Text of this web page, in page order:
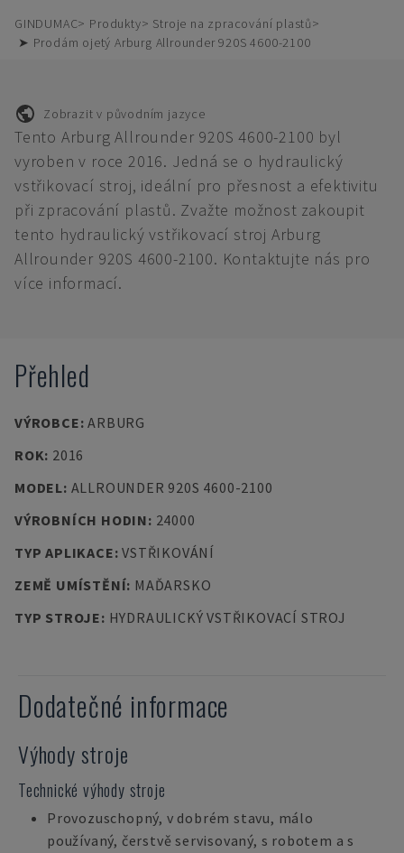
GINDUMAC Produkty
Stroje na zpracování plastů
➤ Prodám ojetý Arburg Allrounder 920S 4600-2100
Zobrazit v původním jazyce
Tento Arburg Allrounder 920S 4600-2100 byl
vyroben v roce 2016. Jedná se o hydraulický
vstřikovací stroj, ideální pro přesnost a efektivitu
při zpracování plastů. Zvažte možnost zakoupit
tento hydraulický vstřikovací stroj Arburg
Allrounder 920S 4600-2100. Kontaktujte nás pro
více informací.
Přehled
VÝROBCE:ARBURG
ROK: 2016
MODEL: ALLROUNDER 920S 4600-2100
VÝROBNÍCH HODIN: 24000
TYP APLIKACE:VSTŘIKOVÁNÍ
ZEMĚ UMÍSTĚNÍ: MAĎARSKO
TYP STROJE: HYDRAULICKÝ VSTŘIKOVACÍ STROJ
Dodatečné informace
Výhody stroje
Technické výhody stroje
Provozuschopný, v dobrém stavu, málo
používaný, čerstvě servisovaný, s robotem a s